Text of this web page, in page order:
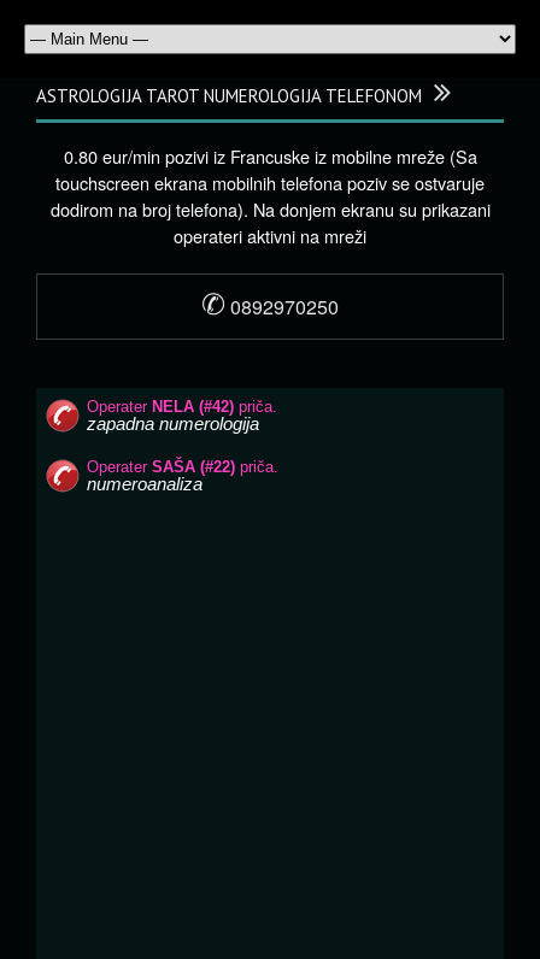
ASTROLOGIJA TAROT NUMEROLOGIJA TELEFONOM
0.80 eur/min pozivi iz Francuske iz mobilne mreže (Sa
touchscreen ekrana mobilnih telefona poziv se ostvaruje
dodirom na broj telefona). Na donjem ekranu su prikazani
operateri aktivni na mreži
✆ 0892970250